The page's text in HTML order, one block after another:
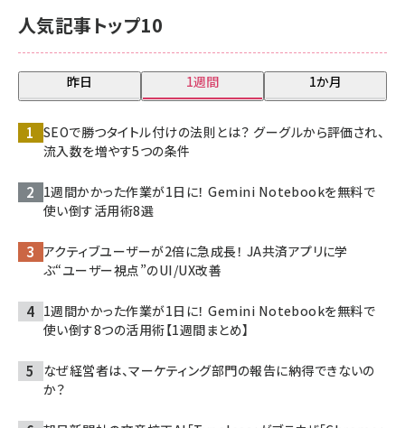
人気記事トップ10
昨日 1週間 1か月
SEOで勝つタイトル付けの法則とは？ グーグルから評価され、
流入数を増やす5つの条件
1週間かかった作業が1日に！ Gemini Notebookを無料で
使い倒す活用術8選
アクティブユーザーが2倍に急成長！ JA共済アプリに学
ぶ“ユーザー視点”のUI/UX改善
1週間かかった作業が1日に！ Gemini Notebookを無料で
使い倒す8つの活用術【1週間まとめ】
なぜ経営者は、マーケティング部門の報告に納得できないの
か？